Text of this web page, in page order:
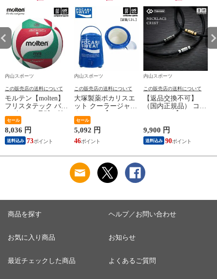
内山スポーツ
この販売店の送料について
モルテン【molten】
フリスタテック バレ
定球）2026年継続モ
デル【国際公認球
V5M5000 ネーム加工
できません】【翌日
セール
8,036 円
送料込み 73
内山スポーツ
この販売店の送料について
大塚製薬ポカリスエ
ット クーラージャグ
13リットル ジャグボ
トル 水分補給】【翌
日配達対象】[自社]
セール
5,092 円
46
内山スポーツ
この販売店の送料について
【返品交換不可】
（国内正規品） コラ
トッテ ネックレス
CREST ABAAS 【
ABAAS5 磁気ネック
メンズ レディース
】【翌日配達対象】
9,900 円
送料込み 90
商品を探す
お気に入り商品
最近チェックした商品
ヘルプ／お問い合わせ
お知らせ
よくあるご質問